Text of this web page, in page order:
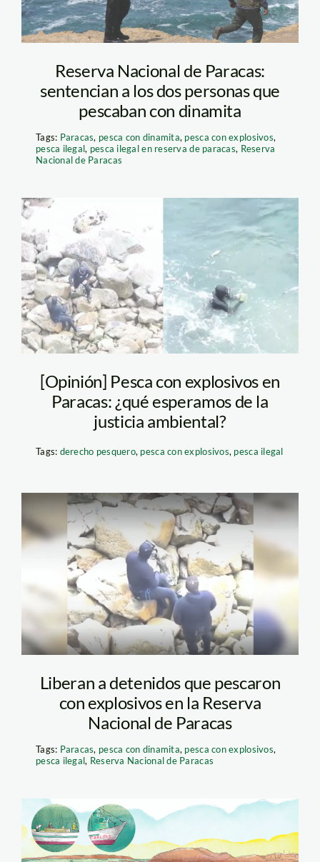
Reserva Nacional de Paracas:
sentencian a los dos personas que
pescaban con dinamita
Tags: Paracas, pesca con dinamita, pesca con explosivos,
pesca ilegal, pesca ilegal en reserva de paracas, Reserva
Nacional de Paracas
captura
video_sernanp
[Opinión] Pesca con explosivos en
Paracas: ¿qué esperamos de la
justicia ambiental?
Tags: derecho pesquero, pesca con explosivos, pesca ilegal
detenidos-edit
Liberan a detenidos que pescaron
con explosivos en la Reserva
Nacional de Paracas
Tags: Paracas, pesca con dinamita, pesca con explosivos,
pesca ilegal, Reserva Nacional de Paracas
4[1]